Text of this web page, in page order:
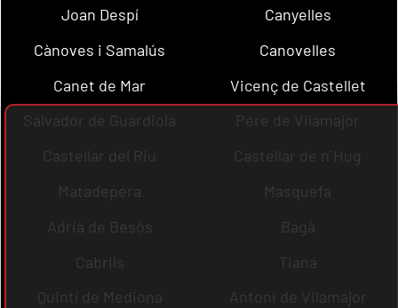
Joan Despí
Canyelles
Cànoves i Samalús
Canovelles
Canet de Mar
Vicenç de Castellet
Salvador de Guardiola
Pere de Vilamajor
Castellar del Riu
Castellar de n´Hug
Matadepera
Masquefa
Adrià de Besòs
Bagà
Cabrils
Tiana
Quintí de Mediona
Antoni de Vilamajor